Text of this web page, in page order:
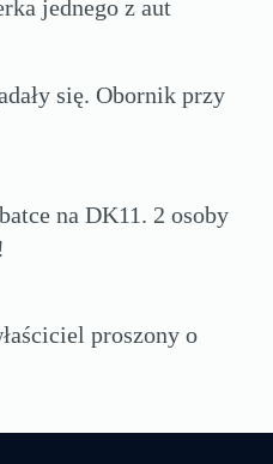
jednego z aut
się. Obornik przy
na DK11. 2 osoby
proszony o